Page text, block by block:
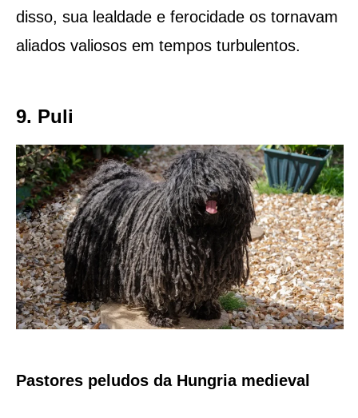
disso, sua lealdade e ferocidade os tornavam
aliados valiosos em tempos turbulentos.
9. Puli
Pastores peludos da Hungria medieval